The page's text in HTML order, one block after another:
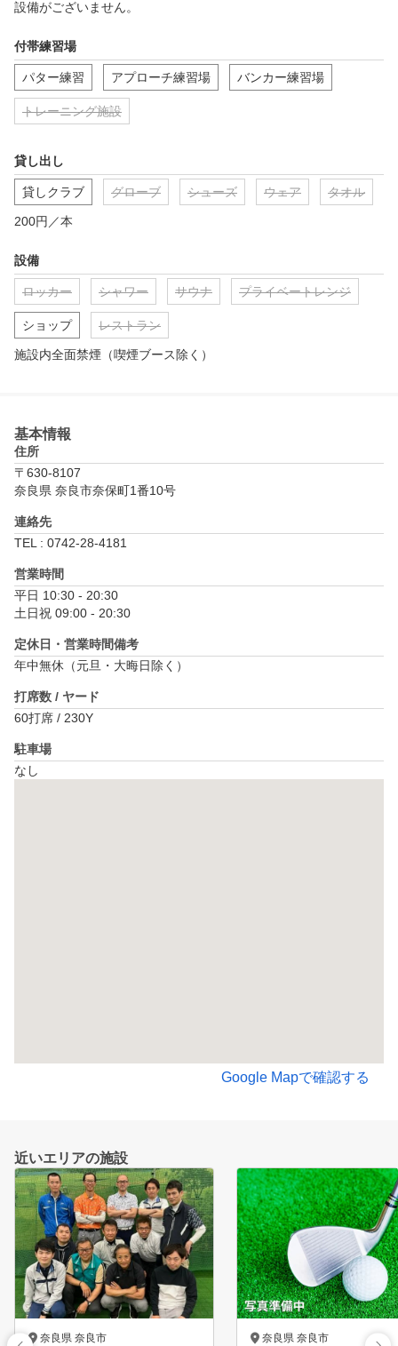
設備がございません。
付帯練習場
パター練習 アプローチ練習場 バンカー練習場
トレーニング施設
貸し出し
貸しクラブ グローブ シューズ ウェア タオル
200円／本
設備
ロッカー シャワー サウナ プライベートレンジ
ショップ レストラン
施設内全面禁煙（喫煙ブース除く）
基本情報
住所
〒630-8107
奈良県 奈良市奈保町1番10号
連絡先
TEL : 0742-28-4181
営業時間
平日 10:30 - 20:30
土日祝 09:00 - 20:30
定休日・営業時間備考
年中無休（元旦・大晦日除く）
打席数 / ヤード
60打席 / 230Y
駐車場
なし
Google Mapで確認する
近いエリアの施設
奈良県 奈良市 奈良県 奈良市